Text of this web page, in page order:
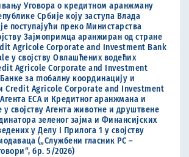
Уговора о кредитном аранжману
Србије коју заступа Влада
поступајући преко Министарства
Зајмопримца аранжиран од стране
Agricole Corporate and Investment Bank
у својству Овлашћених водећих
Agricole Corporate and Investment
за глобалну координацију и
Credit Agricole Corporate and Investment
Агента ЕСА и Кредитног аранжмана и
својству Агента животне и друштвене
зеленог зајма и Финансијских
у Делу I Прилогa 1 у својству
(„Службени гласник РС –
бр. 5/2026)